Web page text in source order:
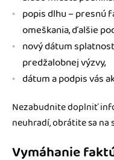
popis dlhu – presnú
omeškania, ďalšie
nový dátum
predžalobnej výzvy,
dátum a podpis vás
Nezabudnite doplniť
neuhradí, obrátite sa na
Vymáhanie